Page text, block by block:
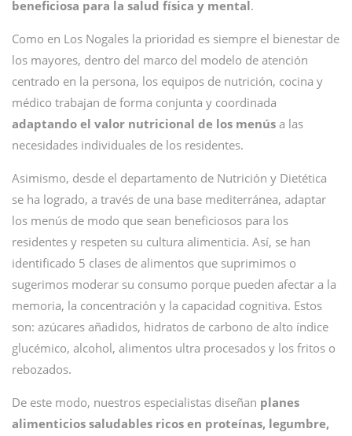
beneficiosa para la salud física y mental.
Como en Los Nogales la prioridad es siempre el bienestar de
los mayores, dentro del marco del modelo de atención
centrado en la persona, los equipos de nutrición, cocina y
médico trabajan de forma conjunta y coordinada
adaptando el valor nutricional de los menús a las
necesidades individuales de los residentes.
Asimismo, desde el departamento de Nutrición y Dietética
se ha logrado, a través de una base mediterránea, adaptar
los menús de modo que sean beneficiosos para los
residentes y respeten su cultura alimenticia. Así, se han
identificado 5 clases de alimentos que suprimimos o
sugerimos moderar su consumo porque pueden afectar a la
memoria, la concentración y la capacidad cognitiva. Estos
son: azúcares añadidos, hidratos de carbono de alto índice
glucémico, alcohol, alimentos ultra procesados y los fritos o
rebozados.
De este modo, nuestros especialistas diseñan planes
alimenticios saludables ricos en proteínas, legumbre,